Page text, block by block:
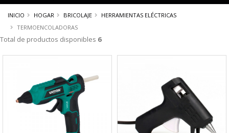
INICIO HOGAR BRICOLAJE
HERRAMIENTAS ELÉCTRICAS
TERMOENCOLADORAS
Total de productos disponibles 6